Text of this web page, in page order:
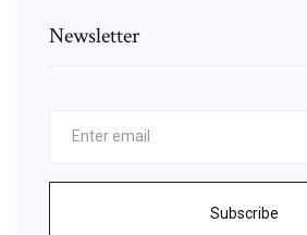
Newsletter
Subscribe